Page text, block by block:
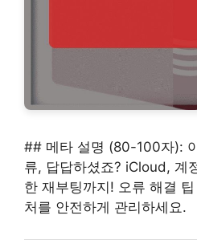
## 메타 설명 (80-100자):
류, 답답하셨죠? iCloud, 계
한 재부팅까지! 오류 해결
처를 안전하게 관리하세요.